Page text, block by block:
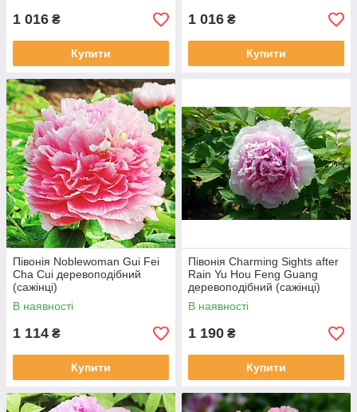
1 016 ₴
Купити
1 016 ₴
Купити
Півонія Noblewoman Gui Fei
Cha Cui деревоподібний
(сажінці)
В наявності
1 114 ₴
Купити
Півонія Charming Sights after
Rain Yu Hou Feng Guang
деревоподібний (сажінці)
В наявності
1 190 ₴
Купити